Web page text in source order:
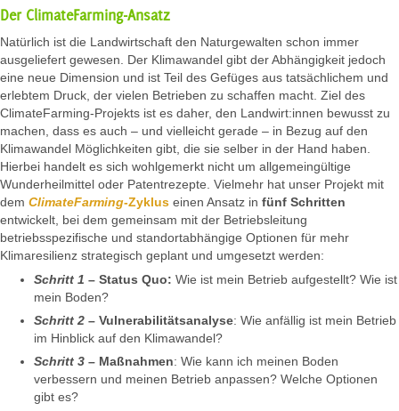
Der ClimateFarming-Ansatz
Natürlich ist die Landwirtschaft den Naturgewalten schon immer
ausgeliefert gewesen. Der Klimawandel gibt der Abhängigkeit jedoch
eine neue Dimension und ist Teil des Gefüges aus tatsächlichem und
erlebtem Druck, der vielen Betrieben zu schaffen macht. Ziel des
ClimateFarming-Projekts ist es daher, den Landwirt:innen bewusst zu
machen, dass es auch – und vielleicht gerade – in Bezug auf den
Klimawandel Möglichkeiten gibt, die sie selber in der Hand haben.
Hierbei handelt es sich wohlgemerkt nicht um allgemeingültige
Wunderheilmittel oder Patentrezepte. Vielmehr hat unser Projekt mit
dem ClimateFarming-Zyklus einen Ansatz in fünf Schritten
entwickelt, bei dem gemeinsam mit der Betriebsleitung
betriebsspezifische und standortabhängige Optionen für mehr
Klimaresilienz strategisch geplant und umgesetzt werden:
Schritt 1 – Status Quo: Wie ist mein Betrieb aufgestellt? Wie ist
mein Boden?
Schritt 2 – Vulnerabilitätsanalyse: Wie anfällig ist mein Betrieb
im Hinblick auf den Klimawandel?
Schritt 3 – Maßnahmen: Wie kann ich meinen Boden
verbessern und meinen Betrieb anpassen? Welche Optionen
gibt es?